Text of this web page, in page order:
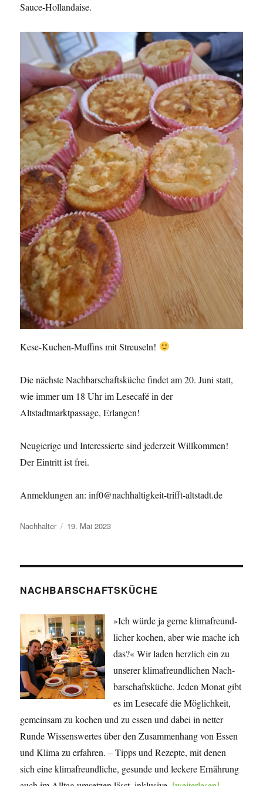
Sauce-Hollandaise.
Kese-Kuchen-Muffins mit Streuseln!
Die nächste Nachbarschaftsküche findet am 20. Juni statt,
wie immer um 18 Uhr im Lesecafé in der
Altstadtmarktpassage, Erlangen!
Neugierige und Interessierte sind jederzeit Willkommen!
Der Eintritt ist frei.
Anmeldungen an: inf0@nachhaltigkeit-trifft-altstadt.de
Autor
Nachhalter
Veröffentlicht
19. Mai 2023
NACHBARSCHAFTSKÜCHE
»Ich würde ja gerne klima­freund­
licher kochen, aber wie mache ich
das?« Wir laden herzlich ein zu
unserer klima­freund­lichen Nach­
bar­schafts­küche. Jeden Monat gibt
es im Lesecafé die Mög­lich­keit,
gemeinsam zu kochen und zu essen und dabei in netter
Runde Wissens­wertes über den Zu­sam­men­hang von Essen
und Klima zu erfahren. – Tipps und Rezepte, mit denen
sich eine klima­freundliche, gesunde und leckere Ernährung